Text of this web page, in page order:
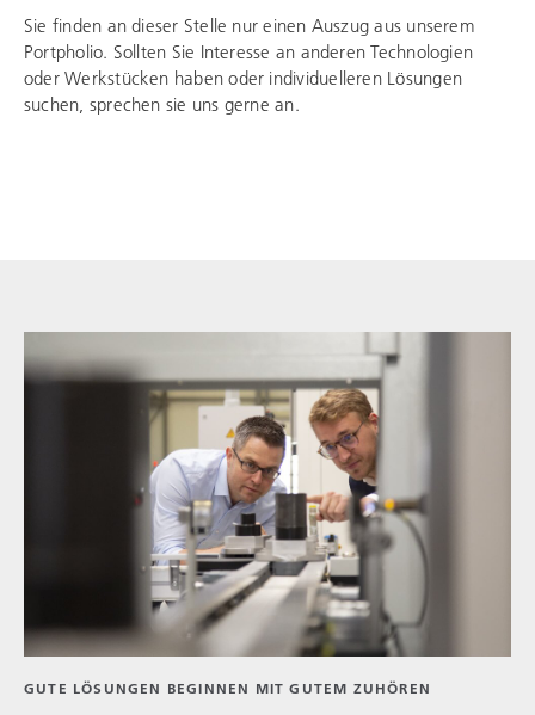
Sie finden an dieser Stelle nur einen Auszug aus unserem
Portpholio. Sollten Sie Interesse an anderen Technologien
oder Werkstücken haben oder individuelleren Lösungen
suchen, sprechen sie uns gerne an.
GUTE LÖSUNGEN BEGINNEN MIT GUTEM ZUHÖREN